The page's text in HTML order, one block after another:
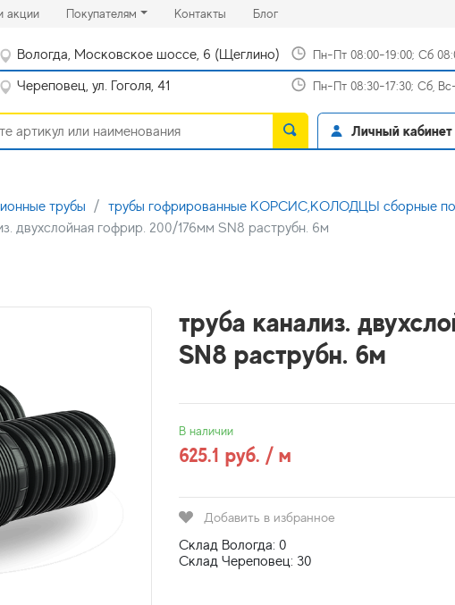
акции(current)Покупателям Контакты(current)
Блог(current)
Вологда, Московское шоссе, 6 (Щеглино) Пн-Пт 08:00-19:00; Сб
Череповец, ул. Гоголя, 41 Пн-Пт 08:30-17:30; Сб,
Личный кабинет
трубы трубы гофрированные КОРСИС,КОЛОДЦЫ сборные
двухслойная гофрир. 200/176мм SN8 раструбн. 6м
труба канализ.
SN8 раструбн. 6м
В наличии
625.1 руб. / м
Добавить в избранное
Склад Вологда: 0
Склад Череповец: 30